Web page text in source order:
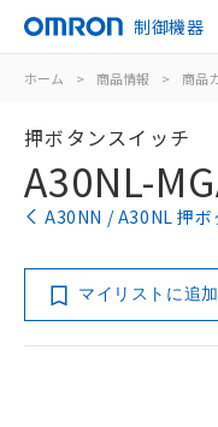
制御機器
ホーム > 商品情報 > 商品
押ボタンスイッチ
A30NL-
A30NN / A30NL 押
マイリストに追加